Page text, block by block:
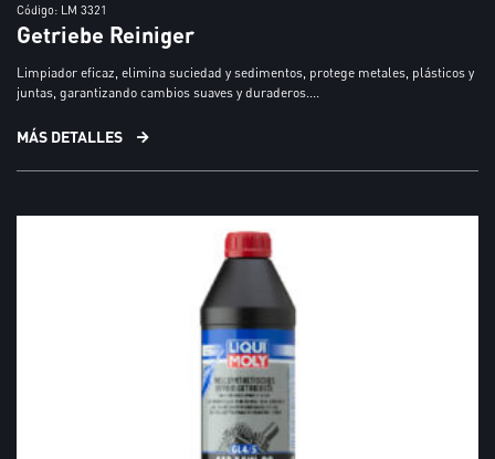
Código: LM 3321
Getriebe Reiniger
Limpiador eficaz, elimina suciedad y sedimentos, protege metales, plásticos y
juntas, garantizando cambios suaves y duraderos....
MÁS DETALLES